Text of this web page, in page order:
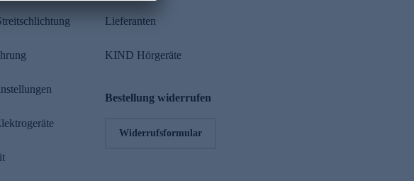
Lieferanten
KIND Hörgeräte
Bestellung widerrufen
Widerrufsformular